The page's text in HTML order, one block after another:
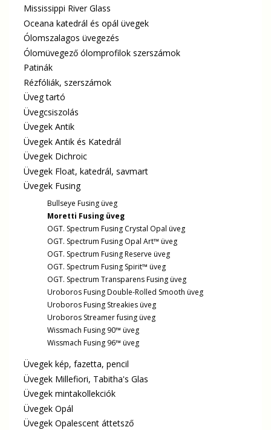
Mississippi River Glass
Oceana katedrál és opál üvegek
Ólomszalagos üvegezés
Ólomüvegező ólomprofilok szerszámok
Patinák
Rézfóliák, szerszámok
Üveg tartó
Üvegcsiszolás
Üvegek Antik
Üvegek Antik és Katedrál
Üvegek Dichroic
Üvegek Float, katedrál, savmart
Üvegek Fusing
Bullseye Fusing üveg
Moretti Fusing üveg
OGT. Spectrum Fusing Crystal Opal üveg
OGT. Spectrum Fusing Opal Art™ üveg
OGT. Spectrum Fusing Reserve üveg
OGT. Spectrum Fusing Spirit™ üveg
OGT. Spectrum Transparens Fusing üveg
Uroboros Fusing Double-Rolled Smooth üveg
Uroboros Fusing Streakies üveg
Uroboros Streamer fusing üveg
Wissmach Fusing 90™ üveg
Wissmach Fusing 96™ üveg
Üvegek kép, fazetta, pencil
Üvegek Millefiori, Tabitha's Glas
Üvegek mintakollekciók
Üvegek Opál
Üvegek Opalescent áttetsző